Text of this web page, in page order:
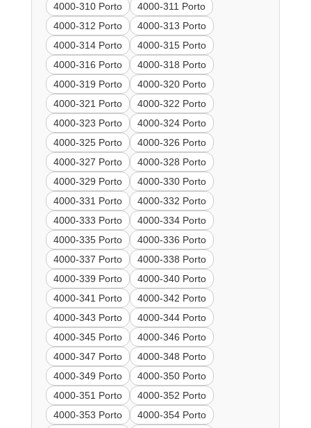
4000-310 Porto
4000-311 Porto
4000-312 Porto
4000-313 Porto
4000-314 Porto
4000-315 Porto
4000-316 Porto
4000-318 Porto
4000-319 Porto
4000-320 Porto
4000-321 Porto
4000-322 Porto
4000-323 Porto
4000-324 Porto
4000-325 Porto
4000-326 Porto
4000-327 Porto
4000-328 Porto
4000-329 Porto
4000-330 Porto
4000-331 Porto
4000-332 Porto
4000-333 Porto
4000-334 Porto
4000-335 Porto
4000-336 Porto
4000-337 Porto
4000-338 Porto
4000-339 Porto
4000-340 Porto
4000-341 Porto
4000-342 Porto
4000-343 Porto
4000-344 Porto
4000-345 Porto
4000-346 Porto
4000-347 Porto
4000-348 Porto
4000-349 Porto
4000-350 Porto
4000-351 Porto
4000-352 Porto
4000-353 Porto
4000-354 Porto